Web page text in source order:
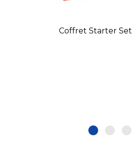
Coffret Starter Set